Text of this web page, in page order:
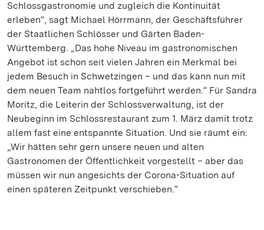
Schlossgastronomie und zugleich die Kontinuität
erleben“, sagt Michael Hörrmann, der Geschäftsführer
der Staatlichen Schlösser und Gärten Baden-
Württemberg. „Das hohe Niveau im gastronomischen
Angebot ist schon seit vielen Jahren ein Merkmal bei
jedem Besuch in Schwetzingen – und das kann nun mit
dem neuen Team nahtlos fortgeführt werden.“ Für Sandra
Moritz, die Leiterin der Schlossverwaltung, ist der
Neubeginn im Schlossrestaurant zum 1. März damit trotz
allem fast eine entspannte Situation. Und sie räumt ein:
„Wir hätten sehr gern unsere neuen und alten
Gastronomen der Öffentlichkeit vorgestellt – aber das
müssen wir nun angesichts der Corona-Situation auf
einen späteren Zeitpunkt verschieben.“